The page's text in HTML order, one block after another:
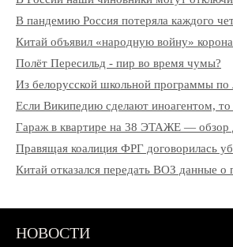
В пандемию Россия потеряла каждого
Китай объявил «народную войну»
Полёт Пересильд - пир во время чумы?
Из белорусской школьной программы по
Если Википедию сделают иноагентом,
Гараж в квартире на 38 ЭТАЖЕ — обзор
Правящая коалиция ФРГ договорилась
Китай отказался передать ВОЗ данные
НОВОСТИ